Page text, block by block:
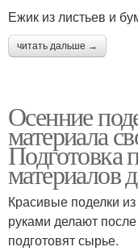
Ежик из листьев и
читать дальше →
Осенние
материала
Подготовка
материалов
Красивые поделки
руками делают
подготовят сырье.